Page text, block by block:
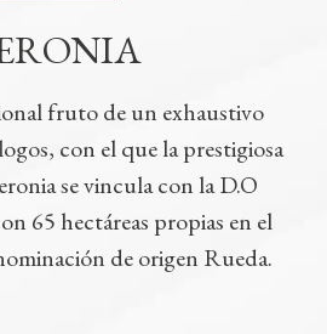
fruto de un exhaustivo
con el que la prestigiosa
se vincula con la D.O
65 hectáreas propias en el
de origen Rueda.